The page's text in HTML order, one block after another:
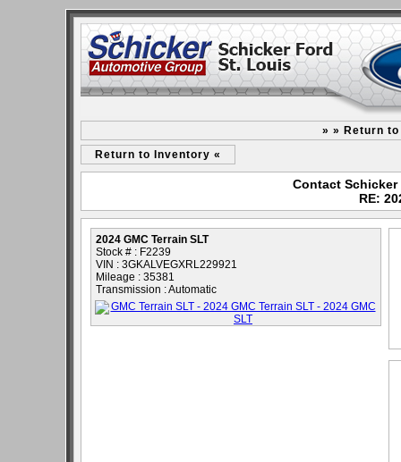
» » Return to
Return to Inventory «
Contact
RE:
2024 GMC Terrain SLT
Stock # : F2239
VIN : 3GKALVEGXRL229921
Mileage : 35381
Transmission : Automatic